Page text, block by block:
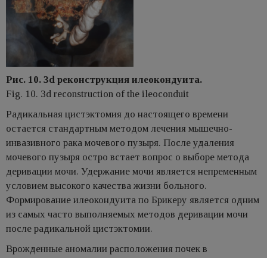
Рис. 10. 3d реконструкция илеокондуита.
Fig. 10. 3d reconstruction of the ileoconduit
Радикальная цистэктомия до настоящего времени
остается стандартным методом лечения мышечно-
инвазивного рака мочевого пузыря. После удаления
мочевого пузыря остро встает вопрос о выборе метода
деривации мочи. Удержание мочи является непременным
условием высокого качества жизни больного.
Формирование илеокондуита по Брикеру является одним
из самых часто выполняемых методов деривации мочи
после радикальной цистэктомии.
Врожденные аномалии расположения почек в